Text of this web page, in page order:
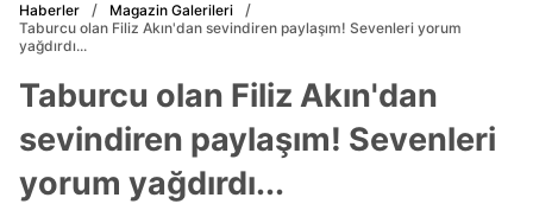
Haberler
Magazin Galerileri
Taburcu olan Filiz Akın'dan sevindiren paylaşım! Sevenleri yorum
yağdırdı...
Taburcu olan Filiz Akın'dan
sevindiren paylaşım! Sevenleri
yorum yağdırdı...